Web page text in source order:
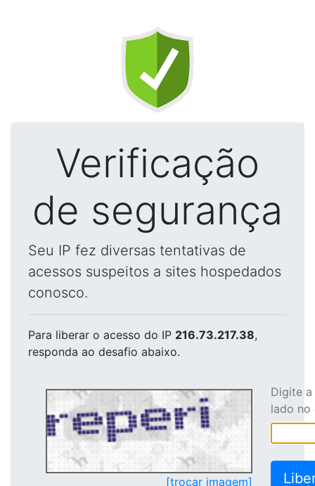
Verificação
de segurança
Seu IP fez diversas tentativas de
acessos suspeitos a sites hospedados
conosco.
Para liberar o acesso do IP 216.73.217.38,
responda ao desafio abaixo.
[trocar imagem]
Digite
lado no